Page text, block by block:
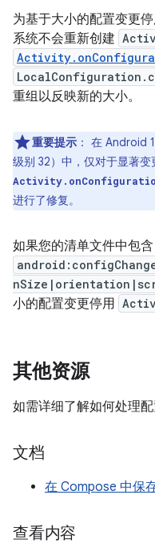
为基于大小的配置变更
系统不会重新创建
重组以反映新的大小。
重要提示 ： 在 Android
级别 32）中，仅对于显著变
进行了修复。
如果您的清单文件中包含
小的配置变更停用
其他资源
如需详细了解如何处理
文档
在 Compose 中保
查看内容